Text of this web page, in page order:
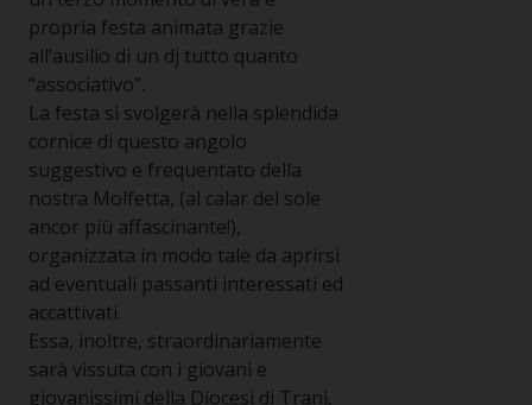
propria festa animata grazie
all’ausilio di un dj tutto quanto
“associativo”.
La festa si svolgerà nella splendida
cornice di questo angolo
suggestivo e frequentato della
nostra Molfetta, (al calar del sole
ancor più affascinante!),
organizzata in modo tale da aprirsi
ad eventuali passanti interessati ed
accattivati.
Essa, inoltre, straordinariamente
sarà vissuta con i giovani e
giovanissimi della Diocesi di Trani,